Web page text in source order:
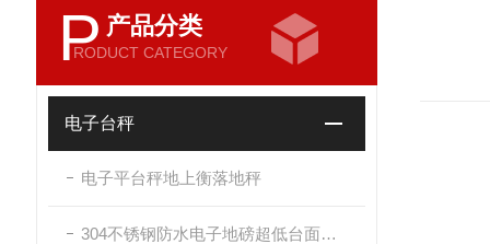
P 产品分类
RODUCT CATEGORY
电子台秤
电子平台秤地上衡落地秤
304不锈钢防水电子地磅超低台面带斜坡